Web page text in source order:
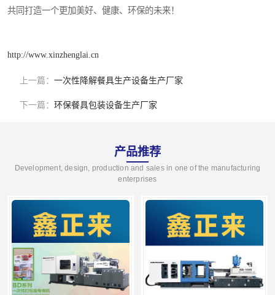
共同打造一个更加美好、健康、环保的未来！
http://www.xinzhenglai.cn
上一篇： 一次性降解餐具生产设备生产厂家
下一篇： 环保餐具包装设备生产厂家
产品推荐
Development, design, production and sales in one of the manufacturing
enterprises